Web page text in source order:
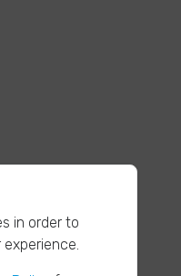
in order to